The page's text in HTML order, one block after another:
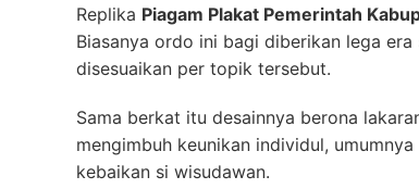
Replika Piagam Plakat Pemerintah
Biasanya ordo ini bagi diberikan lega
disesuaikan per topik tersebut.
Sama berkat itu desainnya berona
mengimbuh keunikan individul,
kebaikan si wisudawan.